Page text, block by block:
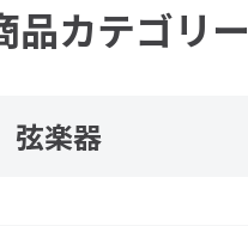
品カテゴリー
弦楽器